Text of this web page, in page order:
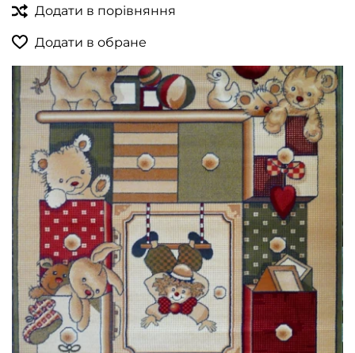
Додати в порівняння
Додати в обране